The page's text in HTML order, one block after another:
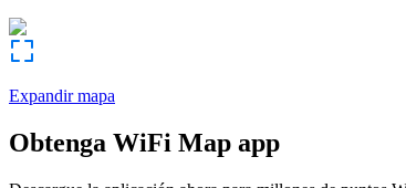
Expandir mapa
Obtenga WiFi Map app